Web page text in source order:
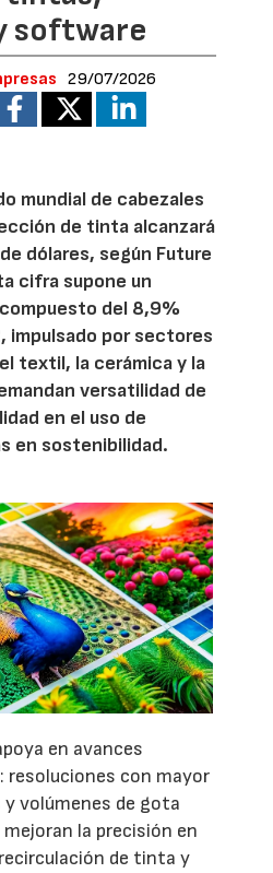
software
29/07/2026
mundial de cabezales
de tinta alcanzará
dólares, según Future
cifra supone un
del 8,9%
impulsado por sectores
textil, la cerámica y la
versatilidad de
en el uso de
en sostenibilidad.
en avances
resoluciones con mayor
y volúmenes de gota
la precisión en
de tinta y